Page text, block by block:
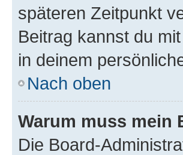
späteren Zeitpunkt
Beitrag kannst du
in deinem
Nach oben
Warum muss mein
Die Board-